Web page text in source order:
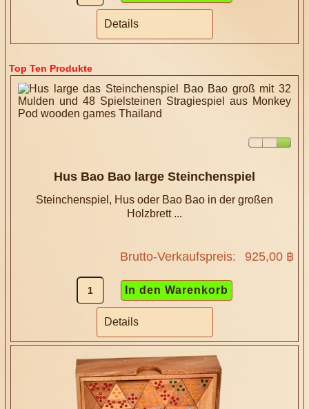
Details
Top Ten Produkte
Hus Bao Bao large Steinchenspiel
Steinchenspiel, Hus oder Bao Bao in der großen
Holzbrett ...
Brutto-Verkaufspreis: 925,00 ฿
Details